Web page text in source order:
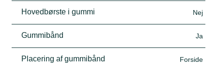
Hovedbørste i gummi Nej
Gummibånd Ja
Placering af gummibånd Forside